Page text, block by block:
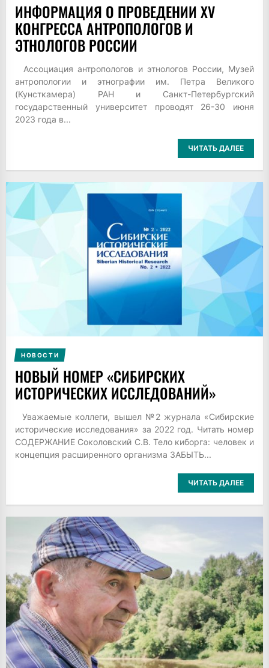
ИНФОРМАЦИЯ О ПРОВЕДЕНИИ XV
КОНГРЕССА АНТРОПОЛОГОВ И
ЭТНОЛОГОВ РОССИИ
Ассоциация антропологов и этнологов России, Музей
антропологии и этнографии им. Петра Великого
(Кунсткамера) РАН и Санкт-Петербургский
государственный университет проводят 26-30 июня
2023 года в...
ЧИТАТЬ ДАЛЕЕ
НОВОСТИ
НОВЫЙ НОМЕР «СИБИРСКИХ
ИСТОРИЧЕСКИХ ИССЛЕДОВАНИЙ»
Уважаемые коллеги, вышел №2 журнала «Сибирские
исторические исследования» за 2022 год. Читать номер
СОДЕРЖАНИЕ Соколовский С.В. Тело киборга: человек и
концепция расширенного организма ЗАБЫТЬ...
ЧИТАТЬ ДАЛЕЕ